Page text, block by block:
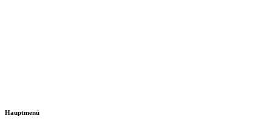
Hauptmenü